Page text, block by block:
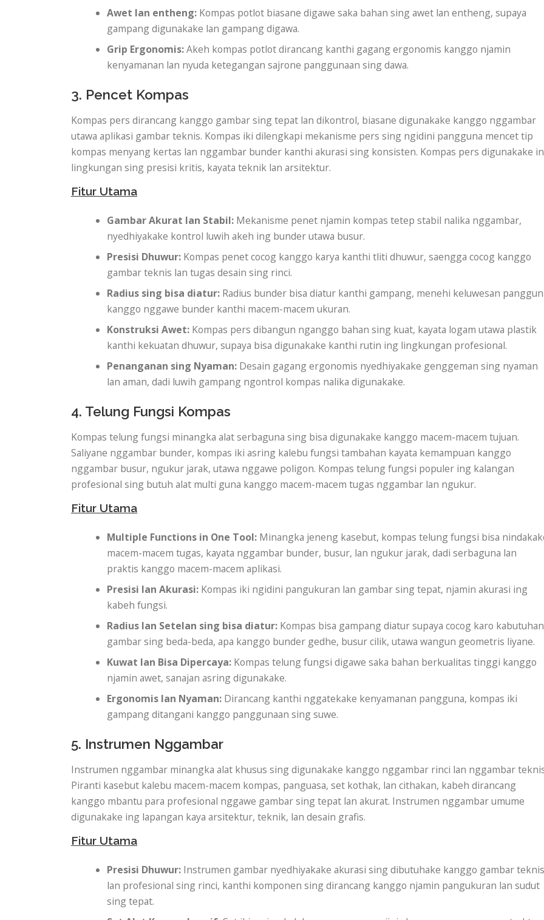
Awet lan entheng: Kompas potlot biasane digawe saka bahan sing awet lan entheng, supaya
gampang digunakake lan gampang digawa.
Grip Ergonomis:Akeh kompas potlot dirancang kanthi gagang ergonomis kanggo njamin
kenyamanan lan nyuda ketegangan sajrone panggunaan sing dawa.
3. Pencet Kompas
Kompas pers dirancang kanggo gambar sing tepat lan dikontrol, biasane digunakake kanggo nggambar
utawa aplikasi gambar teknis. Kompas iki dilengkapi mekanisme pers sing ngidini pangguna mencet tip
kompas menyang kertas lan nggambar bunder kanthi akurasi sing konsisten. Kompas pers digunakake
lingkungan sing presisi kritis, kayata teknik lan arsitektur.
Fitur Utama
Gambar Akurat lan Stabil: Mekanisme penet njamin kompas tetep stabil nalika nggambar,
nyedhiyakake kontrol luwih akeh ing bunder utawa busur.
Presisi Dhuwur: Kompas penet cocog kanggo karya kanthi tliti dhuwur, saengga cocog kanggo
gambar teknis lan tugas desain sing rinci.
Radius sing bisa diatur: Radius bunder bisa diatur kanthi gampang, menehi keluwesan
kanggo nggawe bunder kanthi macem-macem ukuran.
Konstruksi Awet: Kompas pers dibangun nganggo bahan sing kuat, kayata logam utawa plastik
kanthi kekuatan dhuwur, supaya bisa digunakake kanthi rutin ing lingkungan profesional.
Penanganan sing Nyaman: Desain gagang ergonomis nyedhiyakake genggeman sing nyaman
lan aman, dadi luwih gampang ngontrol kompas nalika digunakake.
4. Telung Fungsi Kompas
Kompas telung fungsi minangka alat serbaguna sing bisa digunakake kanggo macem-macem tujuan.
Saliyane nggambar bunder, kompas iki asring kalebu fungsi tambahan kayata kemampuan kanggo
nggambar busur, ngukur jarak, utawa nggawe poligon. Kompas telung fungsi populer ing kalangan
profesional sing butuh alat multi guna kanggo macem-macem tugas nggambar lan ngukur.
Fitur Utama
Multiple Functions in One Tool: Minangka jeneng kasebut, kompas telung fungsi bisa
macem-macem tugas, kayata nggambar bunder, busur, lan ngukur jarak, dadi serbaguna lan
praktis kanggo macem-macem aplikasi.
Presisi lan Akurasi: Kompas iki ngidini pangukuran lan gambar sing tepat, njamin akurasi ing
kabeh fungsi.
Radius lan Setelan sing bisa diatur: Kompas bisa gampang diatur supaya cocog karo kabutuhan
gambar sing beda-beda, apa kanggo bunder gedhe, busur cilik, utawa wangun geometris liyane.
Kuwat lan Bisa Dipercaya: Kompas telung fungsi digawe saka bahan berkualitas tinggi kanggo
njamin awet, sanajan asring digunakake.
Ergonomis lan Nyaman: Dirancang kanthi nggatekake kenyamanan pangguna, kompas iki
gampang ditangani kanggo panggunaan sing suwe.
5. Instrumen Nggambar
Instrumen nggambar minangka alat khusus sing digunakake kanggo nggambar rinci lan nggambar
Piranti kasebut kalebu macem-macem kompas, panguasa, set kothak, lan cithakan, kabeh dirancang
kanggo mbantu para profesional nggawe gambar sing tepat lan akurat. Instrumen nggambar umume
digunakake ing lapangan kaya arsitektur, teknik, lan desain grafis.
Fitur Utama
Presisi Dhuwur: Instrumen gambar nyedhiyakake akurasi sing dibutuhake kanggo gambar
lan profesional sing rinci, kanthi komponen sing dirancang kanggo njamin pangukuran lan sudut
sing tepat.